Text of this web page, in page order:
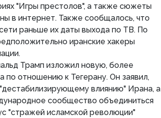
"Игры престолов", а также сюжеты
в интернет. Также сообщалось, что
раньше их даты выхода по ТВ. По
иранские хакеры
Трамп изложил новую, более
отношению к Тегерану. Он заявил,
влиянию" Ирана, а
сообщество объединиться
"стражей исламской революции"